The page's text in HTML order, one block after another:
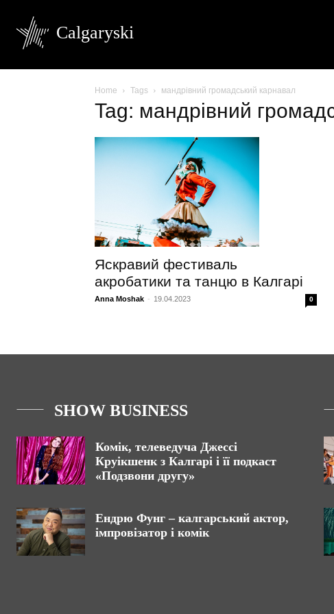
Calgaryski
Home Tags мандрівний громадський карнавал
Tag: мандрівний
Яскравий фестиваль
акробатики та танцю в Калгарі
Anna Moshak - 19.04.2023 0
SHOW BUSINESS
Комік, телеведуча Джессі
Круікшенк з Калгарі і її подкаст
«Подзвони другу»
Ендрю Фунг – калгарський актор,
імпровізатор і комік